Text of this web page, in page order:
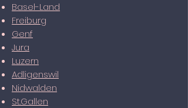
Basel-Land
Freiburg
Genf
Jura
Luzern
Adligenswil
Nidwalden
St.Gallen